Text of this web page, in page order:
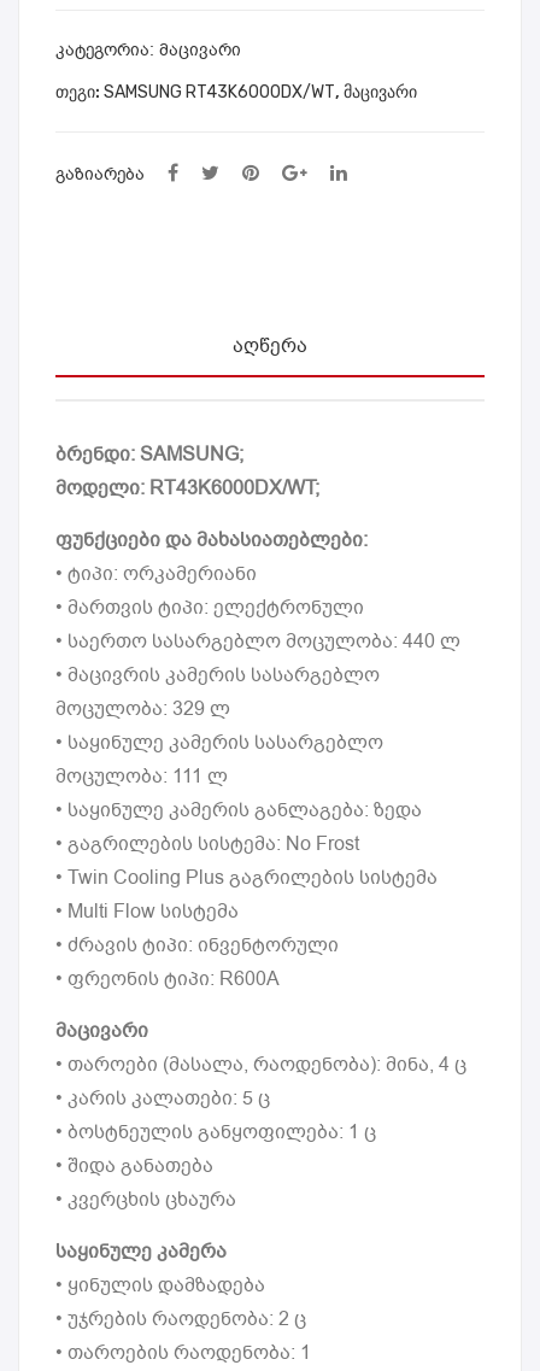
ᲙᲐᲢᲔᲒᲝᲠᲘᲐ: მაცივარი
ᲗᲔᲒᲘ: SAMSUNG RT43K6000DX/WT, მაცივარი
ᲒᲐᲖᲘᲐᲠᲔᲑᲐ
ᲐᲦᲬᲔᲠᲐ
ბრენდი: SAMSUNG;
მოდელი: RT43K6000DX/WT;
ფუნქციები და მახასიათებლები:
• ტიპი: ორკამერიანი
• მართვის ტიპი: ელექტრონული
• საერთო სასარგებლო მოცულობა: 440 ლ
• მაცივრის კამერის სასარგებლო
მოცულობა: 329 ლ
• საყინულე კამერის სასარგებლო
მოცულობა: 111 ლ
• საყინულე კამერის განლაგება: ზედა
• გაგრილების სისტემა: No Frost
• Twin Cooling Plus გაგრილების სისტემა
• Multi Flow სისტემა
• ძრავის ტიპი: ინვენტორული
• ფრეონის ტიპი: R600A
მაცივარი
• თაროები (მასალა, რაოდენობა): მინა, 4 ც
• კარის კალათები: 5 ც
• ბოსტნეულის განყოფილება: 1 ც
• შიდა განათება
• კვერცხის ცხაურა
საყინულე კამერა
• ყინულის დამზადება
• უჯრების რაოდენობა: 2 ც
• თაროების რაოდენობა: 1